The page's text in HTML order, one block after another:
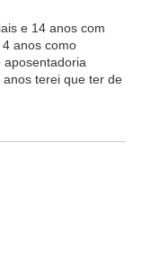
e 14 anos com
anos como
terei que ter de